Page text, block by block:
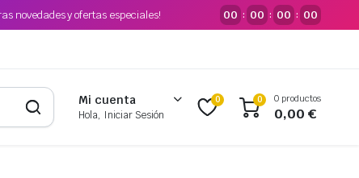
novedades y ofertas especiales! 00 : 00 : 00 : 00
Mi cuenta
Hola, Iniciar Sesión
0 0 0 productos
0,00€